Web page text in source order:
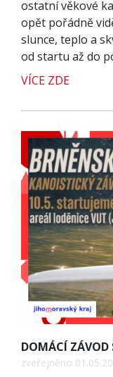
ostatní věkové
opět pořádně
slunce, teplo a
od startu až do
VÍCE ZDE
DOMÁCÍ ZÁVOD
zveřejněno